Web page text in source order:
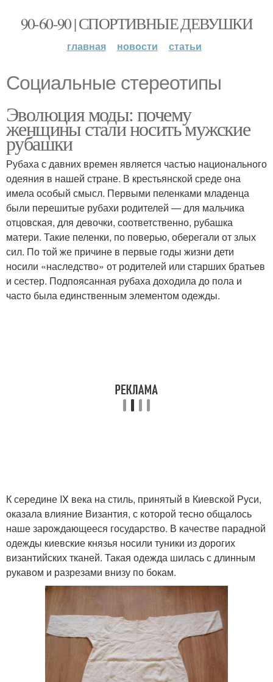
90-60-90 | СПОРТИВНЫЕ ДЕВУШКИ
главная новости статьи
Социальные стереотипы
Эволюция моды: почему
женщины стали носить мужские
рубашки
Рубаха с давних времен является частью национального
одеяния в нашей стране. В крестьянской среде она
имела особый смысл. Первыми пеленками младенца
были перешитые рубахи родителей — для мальчика
отцовская, для девочки, соответственно, рубашка
матери. Такие пеленки, по поверью, оберегали от злых
сил. По той же причине в первые годы жизни дети
носили «наследство» от родителей или старших братьев
и сестер. Подпоясанная рубаха доходила до пола и
часто была единственным элементом одежды.
К середине IX века на стиль, принятый в Киевской Руси,
оказала влияние Византия, с которой тесно общалось
наше зарождающееся государство. В качестве парадной
одежды киевские князья носили туники из дорогих
византийских тканей. Такая одежда шилась с длинным
рукавом и разрезами внизу по бокам.